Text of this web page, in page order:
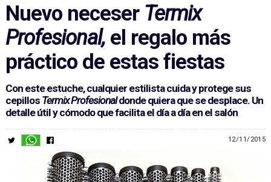
Nuevo neceser Termix
Profesional,el regalo más
práctico de estas fiestas
Con este estuche, cualquier estilista cuida y protege sus
cepillos Termix Profesionaldonde quiera que se desplace. Un
detalle útil y cómodo que facilita el día a día en el salón
12/11/2015